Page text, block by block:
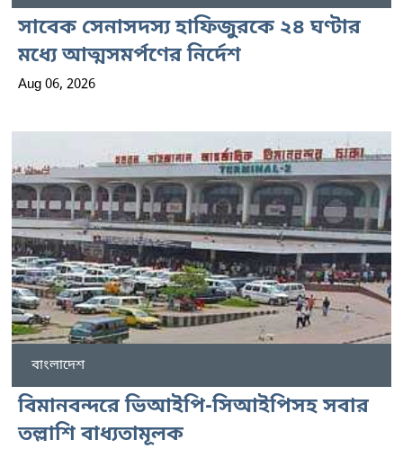
সাবেক সেনাসদস্য হাফিজুরকে ২৪ ঘণ্টার
মধ্যে আত্মসমর্পণের নির্দেশ
Aug 06, 2026
বাংলাদেশ
বিমানবন্দরে ভিআইপি-সিআইপিসহ সবার
তল্লাশি বাধ্যতামূলক